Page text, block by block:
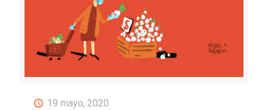
19 mayo, 2020